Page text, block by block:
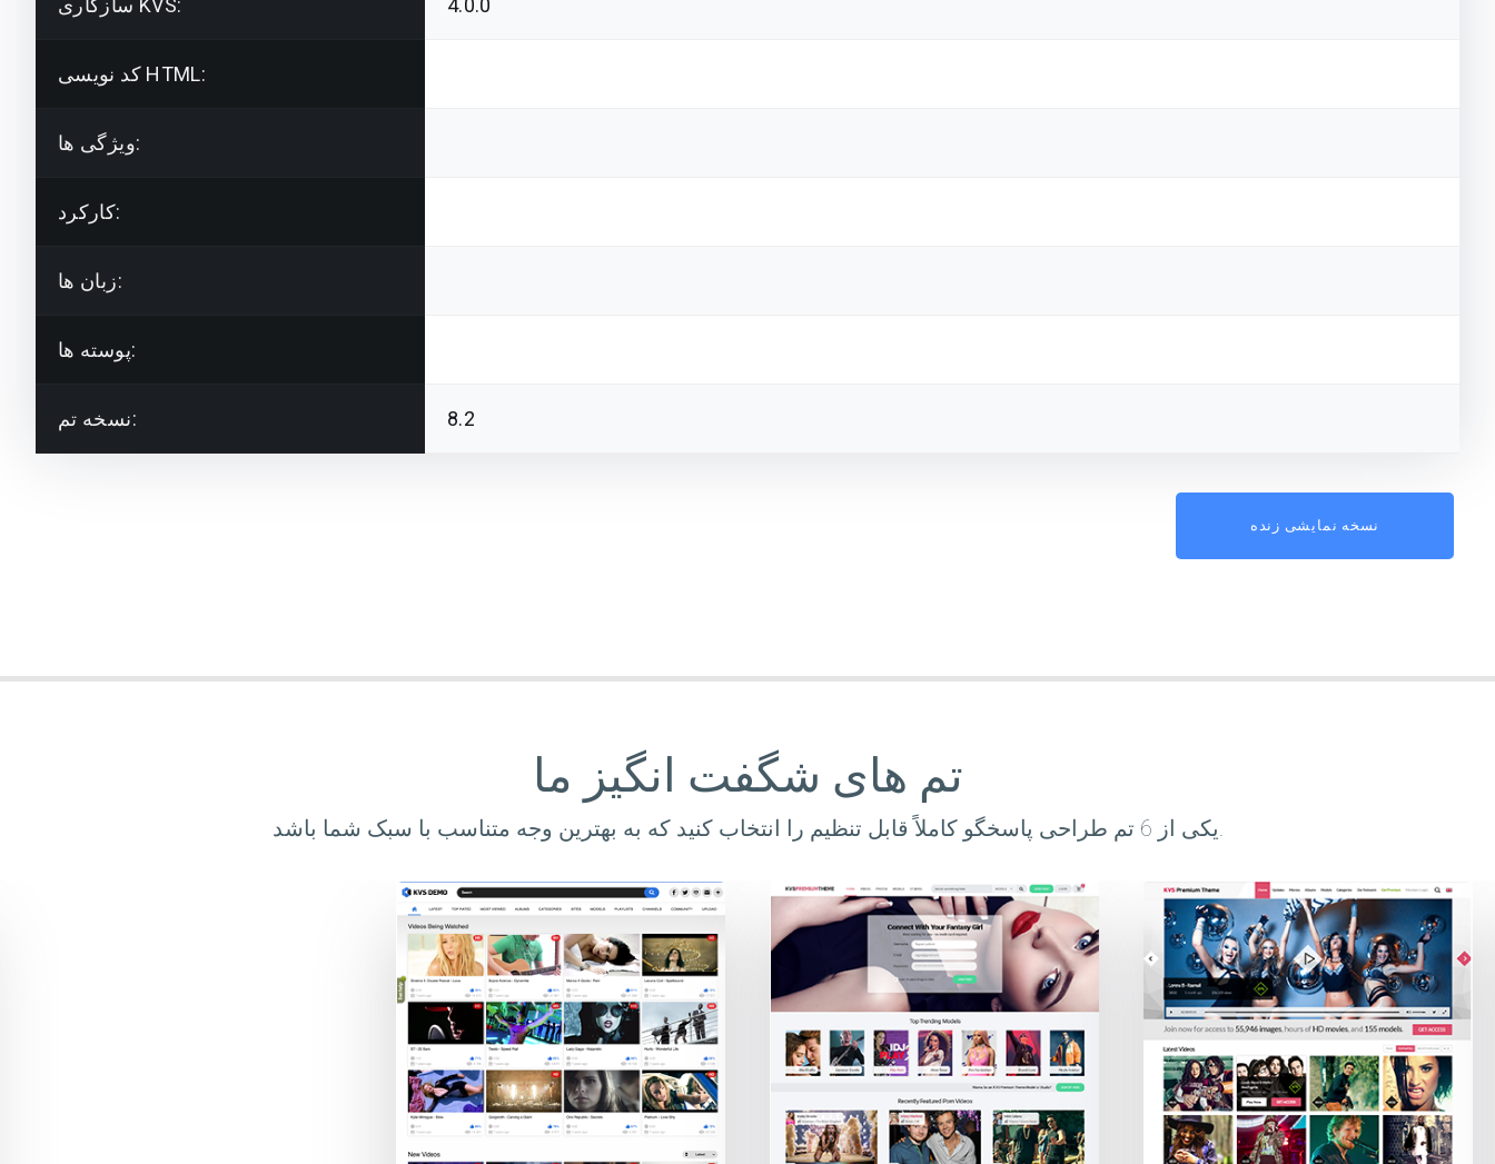
کد نویسی HTML:
ویژگی ها:
کارکرد:
زبان ها:
پوسته ها:
نسخه تم: 8.2
نسخه نمایشی زنده
تم های شگفت انگیز ما